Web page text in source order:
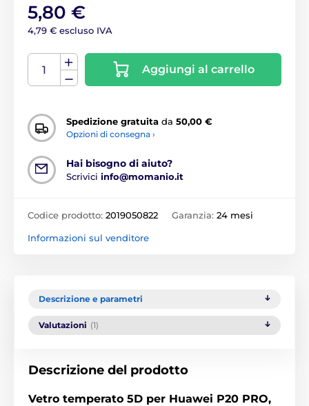
5,80 €
4,79 € escluso IVA
Aggiungi al carrello
Spedizione gratuita da 50,00 €
Opzioni di consegna ›
Hai bisogno di aiuto?
Scrivici info@momanio.it
Codice prodotto: 2019050822 Garanzia: 24 mesi
Informazioni sul venditore
Descrizione e parametri
Valutazioni (1)
Descrizione del prodotto
Vetro temperato 5D per Huawei P20 PRO,